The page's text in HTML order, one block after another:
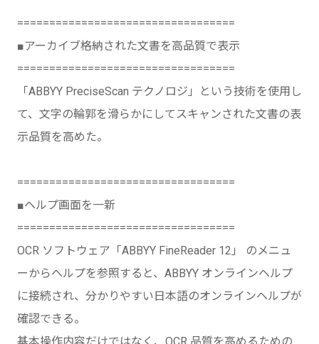
==================================
■アーカイブ格納された文書を高品質で表示
==================================
「ABBYY PreciseScan テクノロジ」という技術を使用し
て、文字の輪郭を滑らかにしてスキャンされた文書の表
示品質を高めた。
==================================
■ヘルプ画面を一新
==================================
OCR ソフトウェア「ABBYY FineReader 12」 のメニュ
ーからヘルプを参照すると、ABBYY オンラインヘルプ
に接続され、分かりやすい日本語のオンラインヘルプが
確認できる。
基本操作内容だけではなく、OCR 品質を高めるための